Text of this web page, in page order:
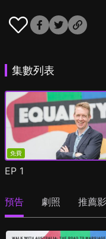
集數列表
免費
EP 1
預告 劇照 推薦